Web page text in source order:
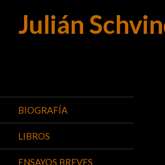
Julián
Buscar
BIOGRAFÍA
LIBROS
ENSAYOS BREVES